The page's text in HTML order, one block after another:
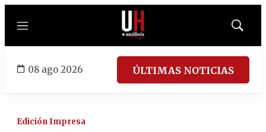
Menú
Mostrar
08 ago 2026 ÚLTIMAS NOTICIAS
Edición Impresa